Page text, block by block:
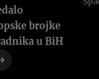
brojke
u BiH